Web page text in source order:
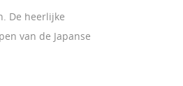
De heerlijke
van de Japanse